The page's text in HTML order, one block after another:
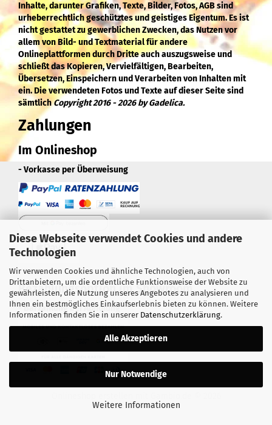
Diese Webseite verwendet Cookies und andere
Technologien
Wir verwenden Cookies und ähnliche Technologien, auch von
Drittanbietern, um die ordentliche Funktionsweise der Website zu
gewährleisten, die Nutzung unseres Angebotes zu analysieren und
Ihnen ein bestmögliches Einkaufserlebnis bieten zu können. Weitere
Informationen finden Sie in unserer Datenschutzerklärung.
Alle Akzeptieren
Nur Notwendige
Weitere Informationen
Inhalte, darunter Grafiken, Texte, Bilder, Fotos, AGB sind
urheberrechtlich geschütztes und geistiges Eigentum. Es ist
nicht gestattet zu gewerblichen Zwecken, das Nutzen vor
allem von Bild- und Textmaterial für andere
Onlineplattformen durch Dritte auch auszugsweise und
schließt das Kopieren, Vervielfältigen, Bearbeiten,
Übersetzen, Einspeichern und Verarbeiten von Inhalten mit
ein. Die verwendeten Fotos und Texte auf dieser Seite sind
sämtlichCopyright 2016 - 2026 by Gadelica.
Zahlungen
Im Onlineshop
- Vorkasse per Überweisung
Bezahlungsoption im Showroom
- Barzahlung bei Abholung